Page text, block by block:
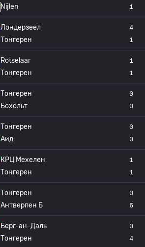
Nijlen
1
Лондерзеел
Тонгерен
4
1
Rotselaar
Тонгерен
1
1
Тонгерен
Бохольт
0
0
Тонгерен
Аид
0
0
КРЦ Мехелен
Тонгерен
1
1
Тонгерен
Антверпен Б
0
6
Берг-ан-Даль
Тонгерен
0
4